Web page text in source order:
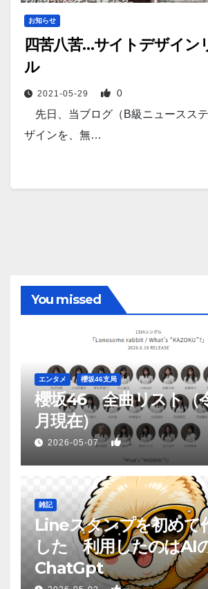
お知らせ
四苦八苦…サイトデザイン
ル
2021-05-29 0
先日、当ブログ（B級ニュースス
ザインを、無…
You missed
エンタメ 櫻坂46支局
櫻坂46 全曲リスト（
月現在）
2026-05-07 1
雑記
Lineスタンプを初めて
した 利用したのはAI
ChatGpt